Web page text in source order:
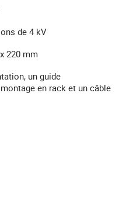
de 4 kV
220 mm
un guide
en rack et un câble